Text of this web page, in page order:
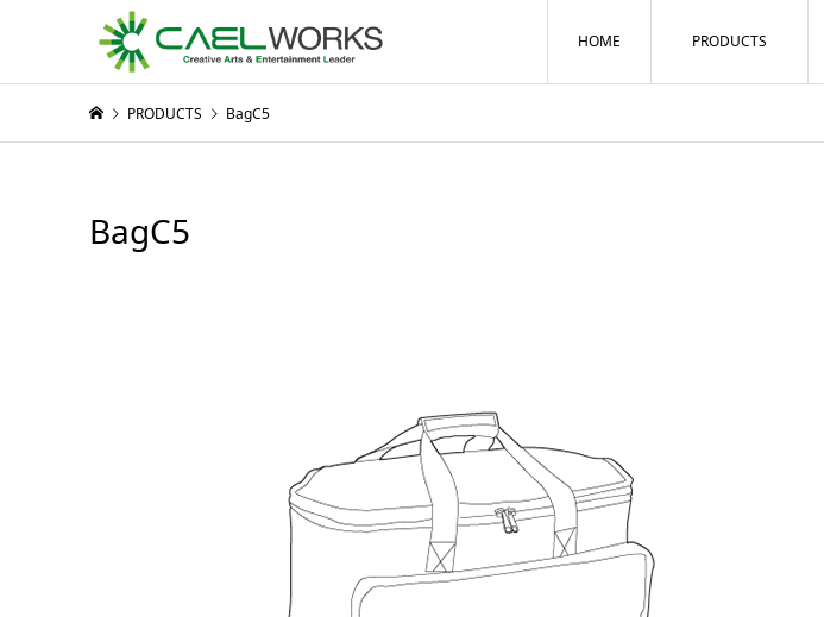
HOME PRODUCTS
PRODUCTS BagC5
BagC5